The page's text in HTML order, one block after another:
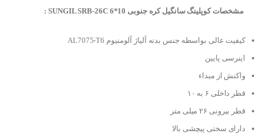
مشخصات کوپلینگ سانگیل کره جنوبی SUNGIL SRB-26C 6*10 :
کیفیت عالی بواسطه جنس بدنه آلیاژ آلومنیوم AL7075-T6
اینرسی پایین
واکنش از مبداء
قطر داخلی ۶ به ۱۰
قطر بیرونی ۲۶ میلی متر
دارای سختی پیچشی بالا